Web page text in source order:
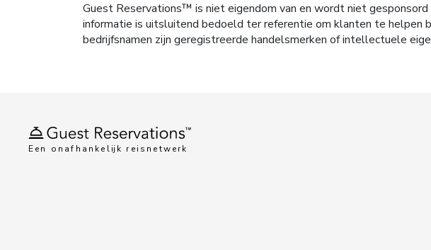
Guest Reservations™ is niet eigendom van en wordt niet
informatie is uitsluitend bedoeld ter referentie om klanten te helpen
bedrijfsnamen zijn geregistreerde handelsmerken of intellectuele
Een onafhankelijk reisnetwerk